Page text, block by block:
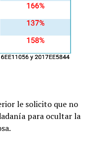
le solicito que no
para ocultar la